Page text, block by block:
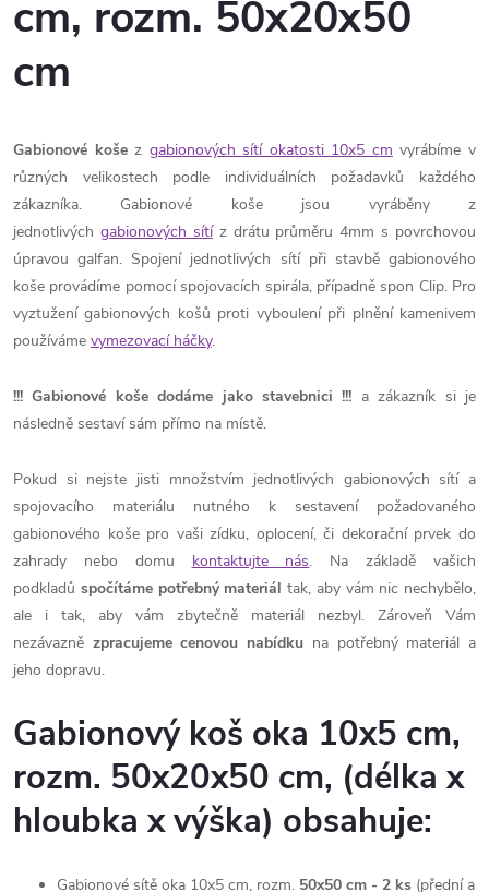
cm, rozm. 50x20x50
cm
Gabionové košez gabionových sítí okatosti 10x5 cm vyrábíme v
různých velikostech podle individuálních požadavků každého
zákazníka. Gabionové koše jsou vyráběny z
jednotlivých gabionových sítíz drátu průměru 4mm s povrchovou
úpravou galfan. Spojení jednotlivých sítí při stavbě gabionového
koše provádíme pomocí spojovacích spirála, případně spon Clip. Pro
vyztužení gabionových košů proti vyboulení při plnění kamenivem
používáme vymezovací háčky.
!!!Gabionové koše dodáme jako stavebnici !!! a zákazník si je
následně sestaví sám přímo na místě.
Pokud si nejste jisti množstvím jednotlivých gabionových sítí a
spojovacího materiálu nutného k sestavení požadovaného
gabionového koše pro vaši zídku, oplocení, či dekorační prvek do
zahrady nebo domu kontaktujte nás. Na základě vašich
podkladů spočítáme potřebný materiál tak, aby vám nic nechybělo,
ale i tak, aby vám zbytečně materiál nezbyl. Zároveň Vám
nezávazně zpracujeme cenovou nabídku na potřebný materiál a
jeho dopravu.
Gabionový koš oka 10x5 cm,
rozm. 50x20x50 cm, (délka x
hloubka x výška) obsahuje:
Gabionové sítě oka 10x5 cm, rozm. 50x50 cm - 2 ks (přední a